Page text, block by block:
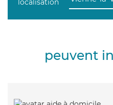
peuvent